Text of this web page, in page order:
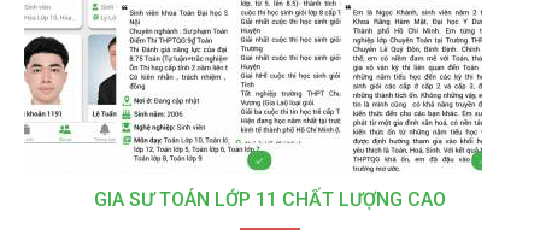
GIA SƯ TOÁN LỚP 11 CHẤT LƯỢNG CAO